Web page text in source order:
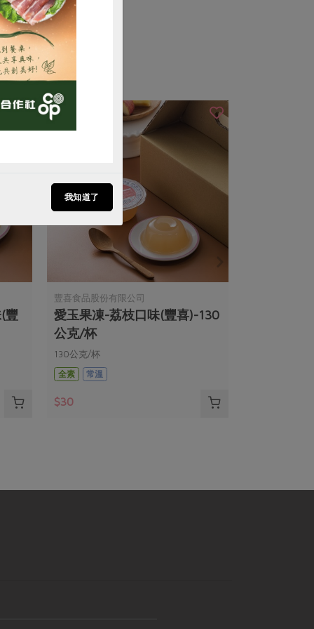
豐
豐喜食品股份有限公司
愛玉果凍-荔枝口味(豐喜)-130
公克/杯
130公克/杯
全素
常溫
$30
我知道了